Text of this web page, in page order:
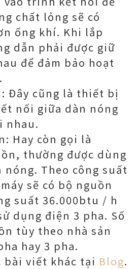
chất lỏng sẽ có
ống khí. Khi lắp
dẫn phải được giữ
để đảm bảo hoạt
Đây cũng là thiết bị
nối giữa dàn nóng
nhau.
Hay còn gọi là
thường được dùng
nóng. Theo công suất
sẽ có bộ nguồn
suất 36.000btu / h
dụng điện 3 pha. Số
tùy theo nhà sản
hay 3 pha.
bài viết khác tại Blog.